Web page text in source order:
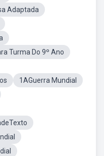
Adaptada
Turma Do 9º Ano
1AGuerra Mundial